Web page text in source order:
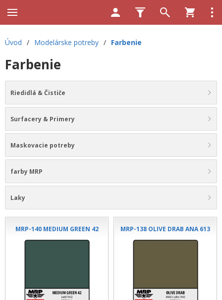
Úvod / Modelárske potreby / Farbenie
Farbenie
Riedidlá & Čističe
Surfacery & Primery
Maskovacie potreby
farby MRP
Laky
MRP-140 MEDIUM GREEN 42 MRP-138 OLIVE DRAB ANA 613